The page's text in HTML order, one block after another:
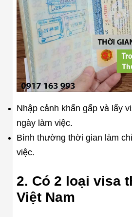
Nhập cảnh khẩn gấp và lấy
ngày làm việc.
Bình thường thời gian làm
việc.
2. Có 2 loại visa
Việt Nam